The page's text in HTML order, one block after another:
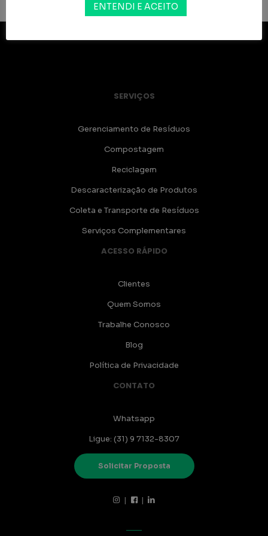
SERVIÇOS
Gerenciamento de Resíduos
Compostagem
Reciclagem
Descaracterização de Produtos
Coleta e Transporte de Resíduos
Serviços Complementares
ACESSO RÁPIDO
Clientes
Quem Somos
Trabalhe Conosco
Blog
Política de Privacidade
CONTATO
Whatsapp
Ligue: (31) 9 7132-8307
Solicitar Proposta
| |
ENTENDI E ACEITO